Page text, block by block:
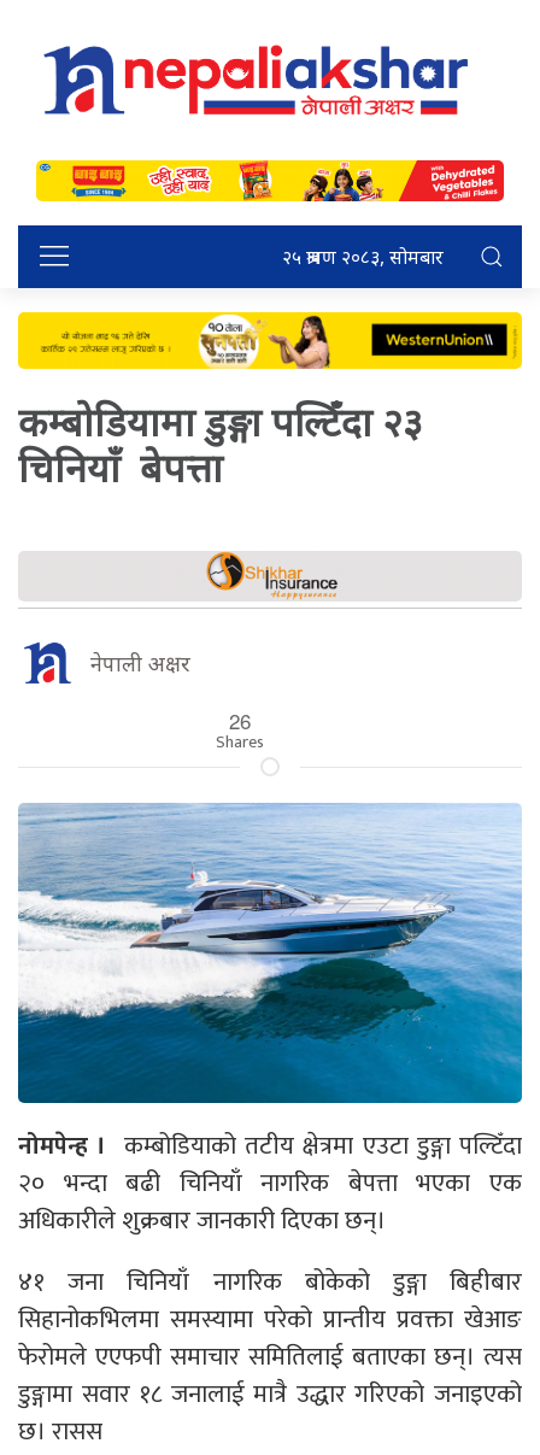
२५ श्रावण २०८३, सोमबार
कम्बोडियामा डुङ्गा पल्टिँदा २३
चिनियाँ बेपत्ता
नेपाली अक्षर
26
Shares
नोमपेन्ह । कम्बोडियाको तटीय क्षेत्रमा एउटा डुङ्गा पल्टिँदा
२० भन्दा बढी चिनियाँ नागरिक बेपत्ता भएका एक
अधिकारीले शुक्रबार जानकारी दिएका छन्।
४१ जना चिनियाँ नागरिक बोकेको डुङ्गा बिहीबार
सिहानोकभिलमा समस्यामा परेको प्रान्तीय प्रवक्ता खेआङ
फेरोमले एएफपी समाचार समितिलाई बताएका छन्। त्यस
डुङ्गामा सवार १८ जनालाई मात्रै उद्धार गरिएको जनाइएको
छ। रासस